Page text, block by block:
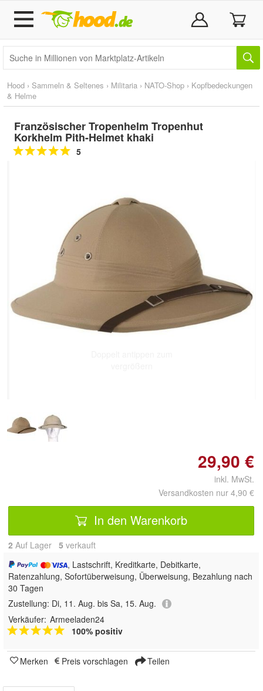
Hood › Sammeln & Seltenes › Militaria › NATO-Shop › Kopfbedeckungen
& Helme
Französischer Tropenhelm Tropenhut
Korkhelm Pith-Helmet khaki
5
29,90 €
inkl. MwSt.
Versandkosten nur 4,90 €
In den Warenkorb
2 Auf Lager 5 verkauft
, Lastschrift, Kreditkarte, Debitkarte,
Ratenzahlung, Sofortüberweisung, Überweisung, Bezahlung nach
30 Tagen
Zustellung: Di, 11. Aug. bis Sa, 15. Aug.
Verkäufer: Armeeladen24
100% positiv
Merken Preis vorschlagen Teilen